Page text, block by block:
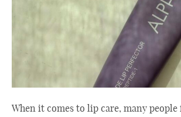
When it comes to lip care, many